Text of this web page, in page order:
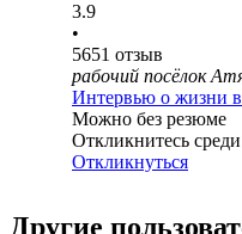
3.9
•
5651 отзыв
рабочий посёлок
Интервью о жизни
Можно без резюме
Откликнитесь
Откликнуться
Другие